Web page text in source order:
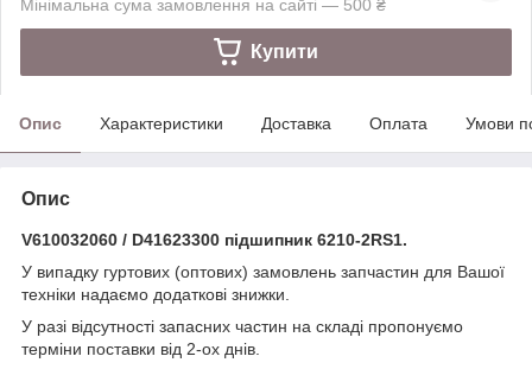
Мінімальна сума замовлення на сайті — 500 ₴
Купити
Опис Характеристики Доставка Оплата Умови
Опис
V610032060 / D41623300 підшипник 6210-2RS1.
У випадку гуртових (оптових) замовлень запчастин для Вашої
техніки надаємо додаткові знижки.
У разі відсутності запасних частин на складі пропонуємо
терміни поставки від 2-ох днів.